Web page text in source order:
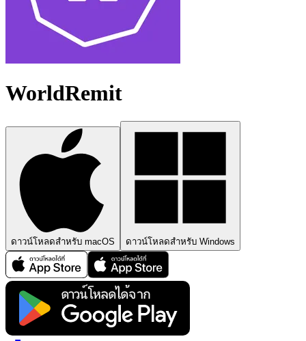
WorldRemit
ดาวน์โหลดสำหรับ macOS ดาวน์โหลดสำหรับ Windows